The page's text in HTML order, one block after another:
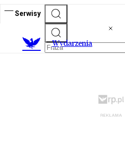
Serwisy
Wydarzenia